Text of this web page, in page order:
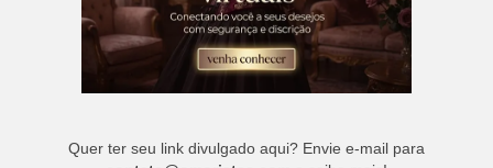
Quer ter seu link divulgado aqui? Envie e-mail para